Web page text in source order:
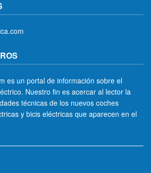
es un portal de información sobre el
Nuestro fin es acercar al lector la
técnicas de los nuevos coches
y bicis eléctricas que aparecen en el